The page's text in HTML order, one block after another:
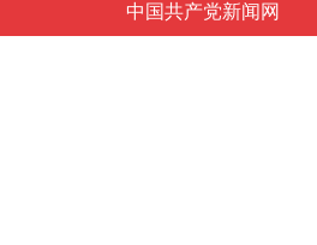
中国共产党新闻网